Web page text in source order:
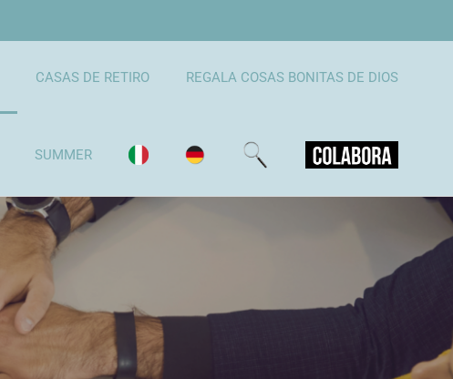
CASAS DE RETIRO REGALA COSAS BONITAS DE DIOS
SUMMER